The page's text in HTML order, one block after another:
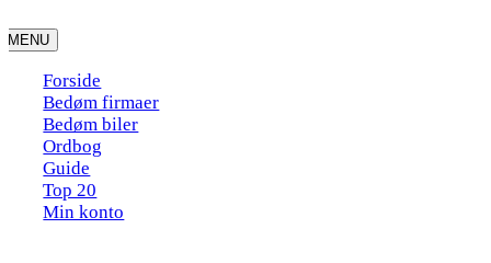
to
content
MENU
Forside
Bedøm firmaer
Bedøm biler
Ordbog
Guide
Top 20
Min konto